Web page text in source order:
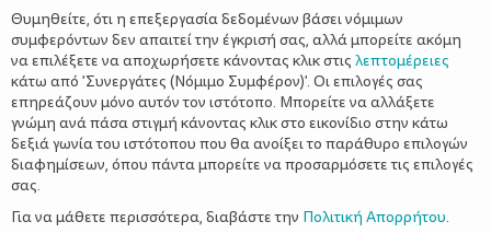
Οι καλύτερες ασκήσεις για την περίοδο
της εγκυμοσύνης
Θυμηθείτε, ότι η επεξεργασία δεδομένων βάσει νόμιμων
συμφερόντων δεν απαιτεί την έγκρισή σας, αλλά μπορείτε ακόμη
να επιλέξετε να αποχωρήσετε κάνοντας κλικ στις λεπτομέρειες
κάτω από 'Συνεργάτες (Νόμιμο Συμφέρον)'. Οι επιλογές σας
επηρεάζουν μόνο αυτόν τον ιστότοπο. Μπορείτε να αλλάξετε
γνώμη ανά πάσα στιγμή κάνοντας κλικ στο εικονίδιο στην κάτω
δεξιά γωνία του ιστότοπου που θα ανοίξει το παράθυρο επιλογών
διαφημίσεων, όπου πάντα μπορείτε να προσαρμόσετε τις επιλογές
σας.
Για να μάθετε περισσότερα, διαβάστε την Πολιτική Απορρήτου.